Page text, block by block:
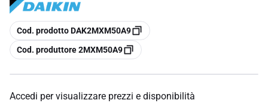
copia
Cod. prodotto DAK2MXM50A9
copia
Cod. produttore 2MXM50A9
Accedi per visualizzare prezzi e disponibilità